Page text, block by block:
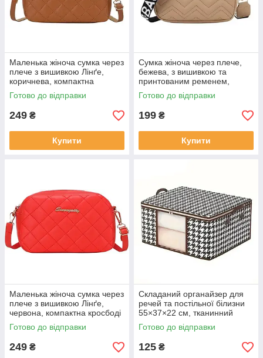
Маленька жіноча сумка через
плече з вишивкою Лінґе,
коричнева, компактна
кросбоді з ременем, стильна
сумка
Готово до відправки
249 ₴
Купити
Сумка жіноча через плече,
бежева, з вишивкою та
принтованим ременем,
мінімалістична, повсякденна
Готово до відправки
199 ₴
Купити
Маленька жіноча сумка через
плече з вишивкою Лінґе,
червона, компактна кросбоді
з ременем, стильна сумка
Готово до відправки
249 ₴
Складаний органайзер для
речей та постільної білизни
55×37×22 см, тканинний
чохол для шафи та
зберігання одягу
Готово до відправки
125 ₴